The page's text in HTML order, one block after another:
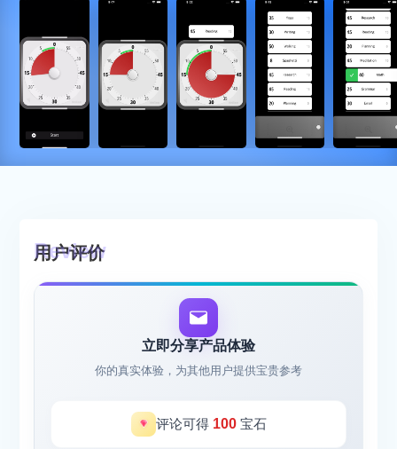
用户评价
立即分享产品体验
你的真实体验，为其他用户提供宝贵参考
评论可得 100宝石